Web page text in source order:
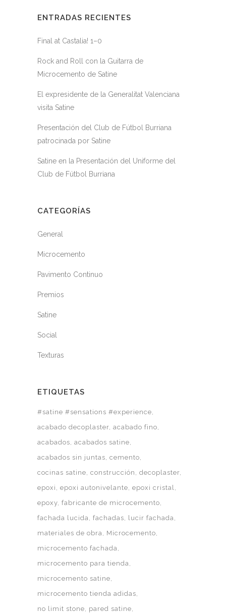
ENTRADAS RECIENTES
Final at Castalia! 1–0
Rock and Roll con la Guitarra de
Microcemento de Satine
El expresidente de la Generalitat Valenciana
visita Satine
Presentación del Club de Fútbol Burriana
patrocinada por Satine
Satine en la Presentación del Uniforme del
Club de Fútbol Burriana
CATEGORÍAS
General
Microcemento
Pavimento Continuo
Premios
Satine
Social
Texturas
ETIQUETAS
#satine #sensations #experience
acabado decoplaster acabado fino
acabados acabados satine
acabados sin juntas cemento
cocinas satine construcción
decoplaster
epoxi
epoxi autonivelante epoxi cristal
epoxy fabricante de microcemento
fachada lucida
fachadas
lucir fachada
materiales de obra
Microcemento
microcemento fachada
microcemento para tienda
microcemento satine
microcemento tienda adidas
no limit stone
pared satine